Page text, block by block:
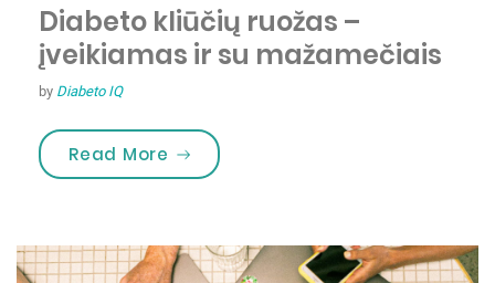
Diabeto kliūčių ruožas –
įveikiamas ir su mažamečiais
by Diabeto IQ
Read More „Diabeto kliūčių ruožas –